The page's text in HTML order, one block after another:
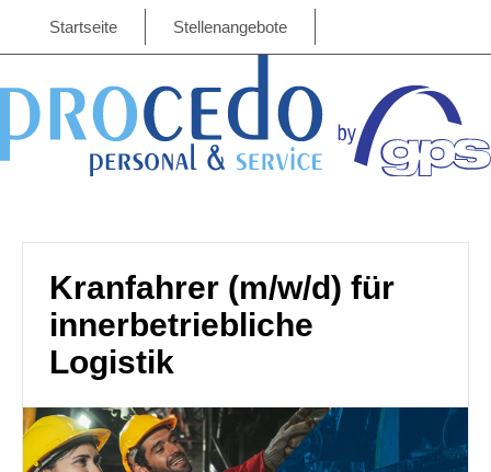
Startseite Stellenangebote
Kranfahrer (m/w/d) für
innerbetriebliche
Logistik